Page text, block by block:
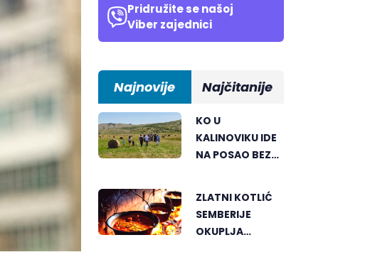
Pridružite se našoj
Viber zajednici
Najnovije Najčitanije
KO U
KALINOVIKU IDE
NA POSAO BEZ
ZLATNI KOTLIĆ
SEMBERIJE
OKUPLJA